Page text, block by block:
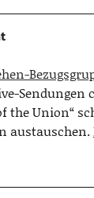
Sendungen
the Union“
austauschen.